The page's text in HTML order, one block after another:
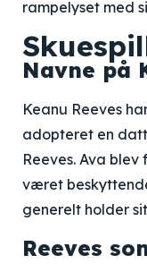
rampelyset med
Navne på
Keanu Reeves
adopteret en
Reeves. Ava
været
generelt holder
Reeves